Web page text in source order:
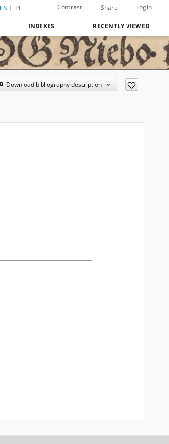
EN PL Contrast Share Login
INDEXES RECENTLY VIEWED
Download bibliography description